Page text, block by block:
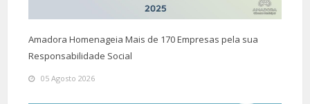
Amadora Homenageia Mais de 170 Empresas pela sua
Responsabilidade Social
05 Agosto 2026